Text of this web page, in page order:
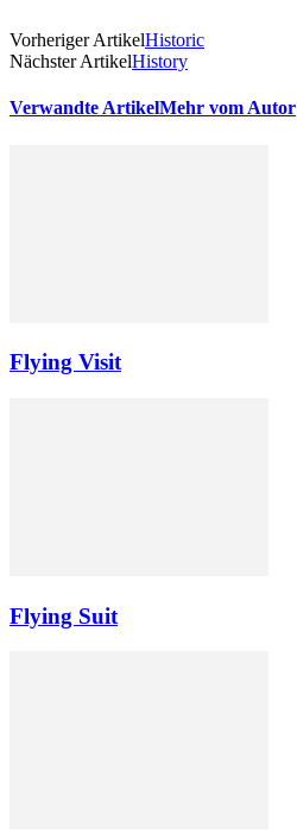
Vorheriger ArtikelHistoric
Nächster ArtikelHistory
Verwandte ArtikelMehr vom Autor
Flying Visit
Flying Suit